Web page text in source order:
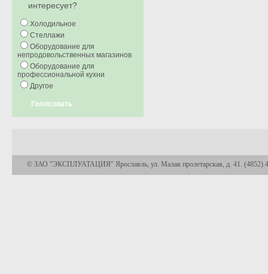
интересует?
Холодильное
Стеллажи
Оборудование для
непродовольственных магазинов
Оборудование для
профессиональной кухни
Другое
Голосовать
© ЗАО "ЭКСПЛУАТАЦИЯ" Ярославль, ул. Малая пролетарская, д. 41. (4852)